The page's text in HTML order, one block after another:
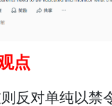
点
反对单纯以禁